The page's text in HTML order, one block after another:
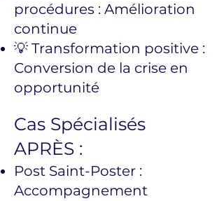
procédures : Amélioration
continue
💡 Transformation positive :
Conversion de la crise en
opportunité
Cas Spécialisés
APRÈS :
Post Saint-Poster :
Accompagnement